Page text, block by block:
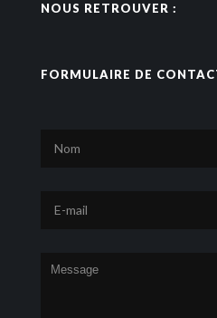
NOUS RETROUVER :
FORMULAIRE DE